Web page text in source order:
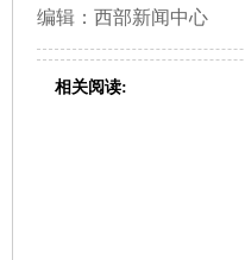
编辑：西部新闻中心
相关阅读: